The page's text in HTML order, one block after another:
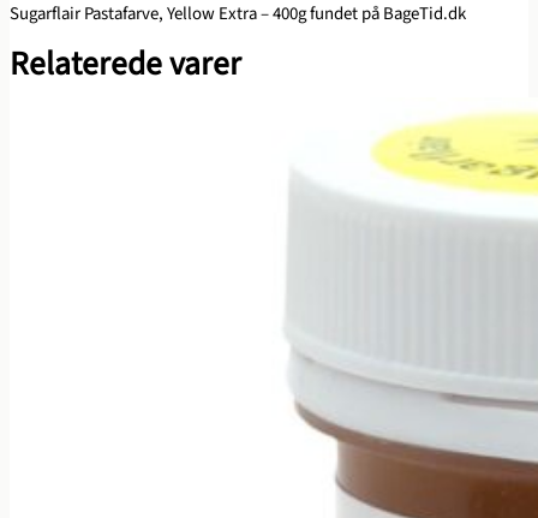
Sugarflair Pastafarve, Yellow Extra – 400g fundet på BageTid.dk
Relaterede varer